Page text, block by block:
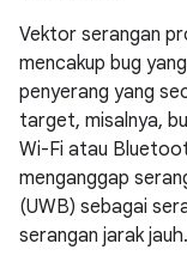
Vektor serangan
mencakup bug
penyerang yang
target, misalnya,
Wi-Fi atau
menganggap
(UWB) sebagai
serangan jarak jauh.